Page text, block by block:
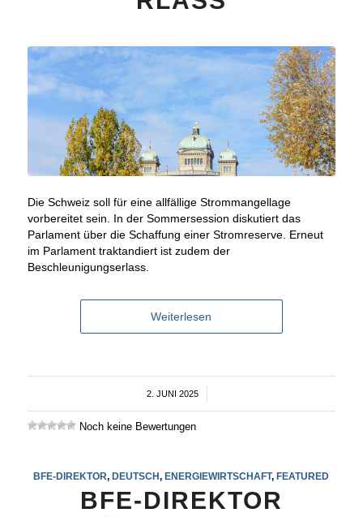
Die Schweiz soll für eine allfällige Strommangellage
vorbereitet sein. In der Sommersession diskutiert das
Parlament über die Schaffung einer Stromreserve. Erneut
im Parlament traktandiert ist zudem der
Beschleunigungserlass.
Weiterlesen
2. JUNI 2025
/
Noch keine Bewertungen
BFE-DIREKTOR,DEUTSCH,ENERGIEWIRTSCHAFT,FEATURED
BFE-DIREKTOR